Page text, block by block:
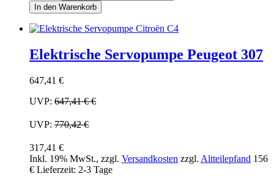
In den Warenkorb
Elektrische Servopumpe Peugeot 307
647,41 €
UVP: 647,41 €€
UVP: 770,42 €
317,41 €
Inkl. 19% MwSt., zzgl. Versandkosten zzgl. Altteilepfand 156
€ Lieferzeit: 2-3 Tage